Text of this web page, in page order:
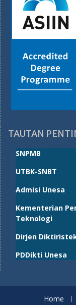
TAUTAN
SNPMB
UTBK-SNBT
Admisi Unesa
Kementerian
Teknologi
Dirjen
PDDikti Unesa
Home